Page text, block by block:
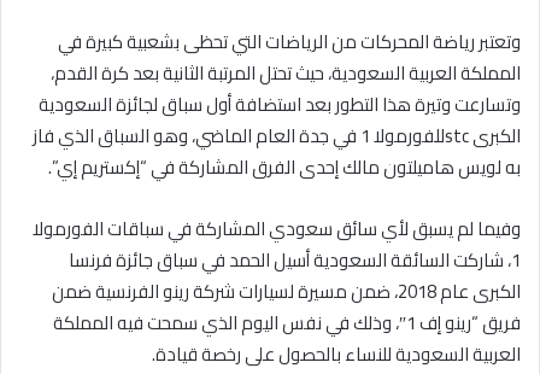
وتعتبر رياضة المحركات من الرياضات التي تحظى بشعبية كبيرة في
المملكة العربية السعودية، حيث تحتل المرتبة الثانية بعد كرة القدم،
وتسارعت وتيرة هذا التطور بعد استضافة أول سباق لجائزة السعودية
الكبرى stcللفورمولا 1 في جدة العام الماضي، وهو السباق الذي فاز
به لويس هاميلتون مالك إحدى الفرق المشاركة في “إكستريم إي”.
وفيما لم يسبق لأي سائق سعودي المشاركة في سباقات الفورمولا
1، شاركت السائقة السعودية أسيل الحمد في سباق جائزة فرنسا
الكبرى عام 2018، ضمن مسيرة لسيارات شركة رينو الفرنسية ضمن
فريق “رينو إف 1″، وذلك في نفس اليوم الذي سمحت فيه المملكة
العربية السعودية للنساء بالحصول على رخصة قيادة.